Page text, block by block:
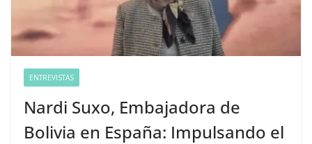
ENTREVISTAS
Nardi Suxo, Embajadora de
Bolivia en España: Impulsando el